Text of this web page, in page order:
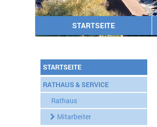
STARTSEITE
STARTSEITE
RATHAUS & SERVICE
Rathaus
Mitarbeiter